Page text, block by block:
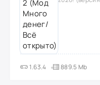
1.63.4 889.5 Mb